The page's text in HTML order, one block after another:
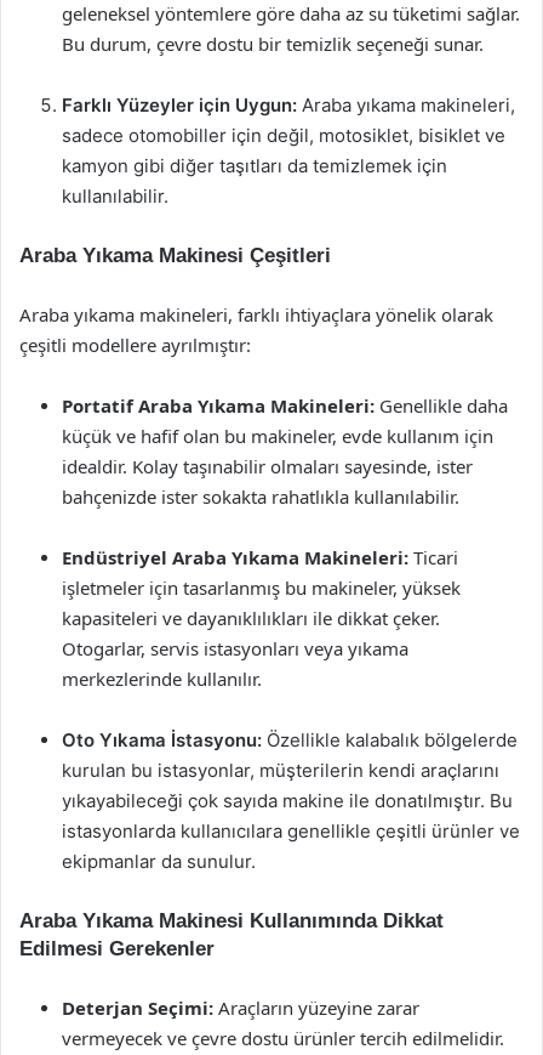
geleneksel yöntemlere göre daha az su tüketimi sağlar.
Bu durum, çevre dostu bir temizlik seçeneği sunar.
Farklı Yüzeyler için Uygun: Araba yıkama makineleri,
sadece otomobiller için değil, motosiklet, bisiklet ve
kamyon gibi diğer taşıtları da temizlemek için
kullanılabilir.
Araba Yıkama Makinesi Çeşitleri
Araba yıkama makineleri, farklı ihtiyaçlara yönelik olarak
çeşitli modellere ayrılmıştır:
Portatif Araba Yıkama Makineleri: Genellikle daha
küçük ve hafif olan bu makineler, evde kullanım için
idealdir. Kolay taşınabilir olmaları sayesinde, ister
bahçenizde ister sokakta rahatlıkla kullanılabilir.
Endüstriyel Araba Yıkama Makineleri: Ticari
işletmeler için tasarlanmış bu makineler, yüksek
kapasiteleri ve dayanıklılıkları ile dikkat çeker.
Otogarlar, servis istasyonları veya yıkama
merkezlerinde kullanılır.
Oto Yıkama İstasyonu: Özellikle kalabalık bölgelerde
kurulan bu istasyonlar, müşterilerin kendi araçlarını
yıkayabileceği çok sayıda makine ile donatılmıştır. Bu
istasyonlarda kullanıcılara genellikle çeşitli ürünler ve
ekipmanlar da sunulur.
Araba Yıkama Makinesi Kullanımında Dikkat
Edilmesi Gerekenler
Deterjan Seçimi: Araçların yüzeyine zarar
vermeyecek ve çevre dostu ürünler tercih edilmelidir.